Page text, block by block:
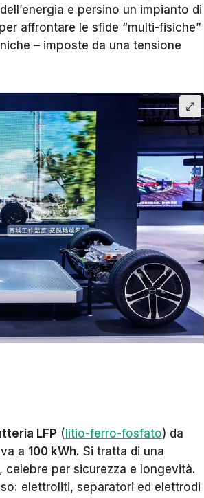
e persino un impianto di
affrontare le sfide “multi-fisiche”
– imposte da una tensione
LFP ( litio-ferro-fosfato) da
a 100 kWh. Si tratta di una
celebre per sicurezza e longevità.
elettroliti, separatori ed elettrodi